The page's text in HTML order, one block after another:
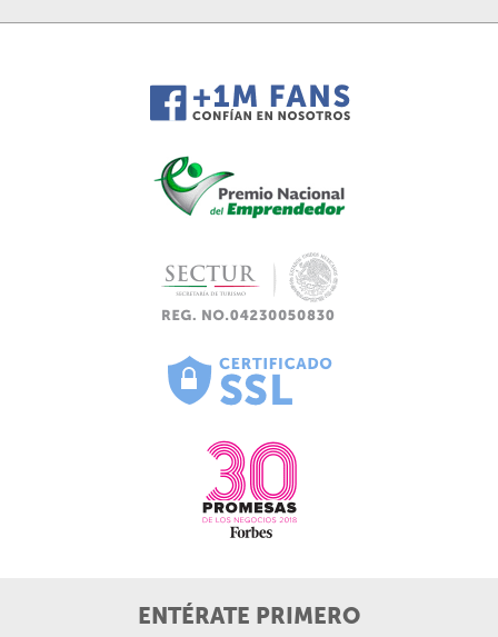
ENTÉRATE PRIMERO